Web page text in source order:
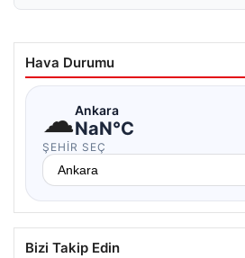
Hava Durumu
☁Ankara
NaN°C
ŞEHIR SEÇ
Bizi Takip Edin